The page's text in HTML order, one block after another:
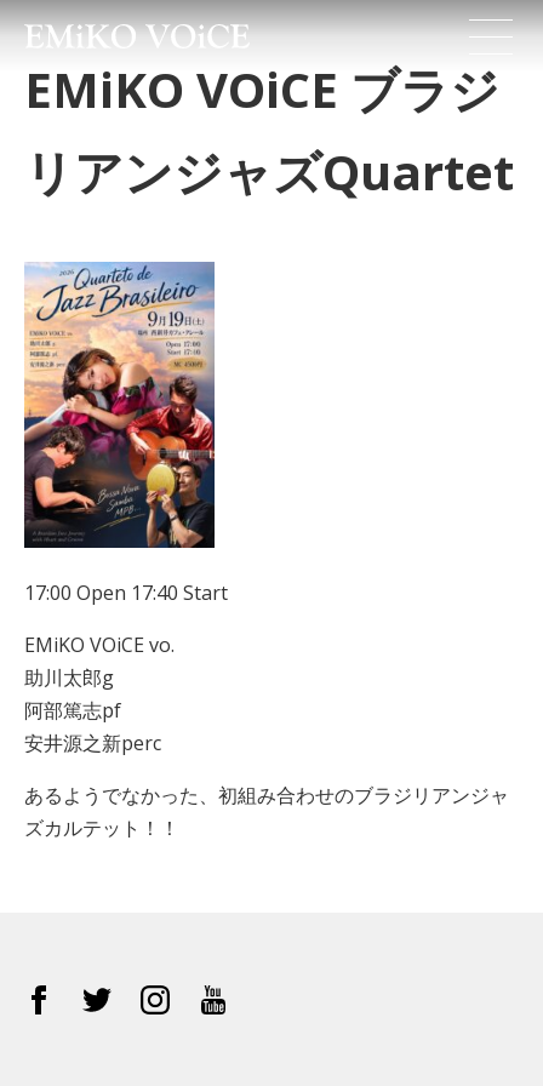
EMiKO VOiCE ブラジ
リアンジャズQuartet
17:00 Open 17:40 Start
EMiKO VOiCE vo.
助川太郎g
阿部篤志pf
安井源之新perc
あるようでなかった、初組み合わせのブラジリアンジャ
ズカルテット！！